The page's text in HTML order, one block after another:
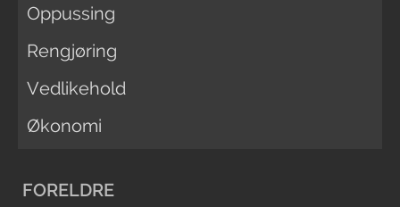
Oppussing
Rengjøring
Vedlikehold
Økonomi
FORELDRE